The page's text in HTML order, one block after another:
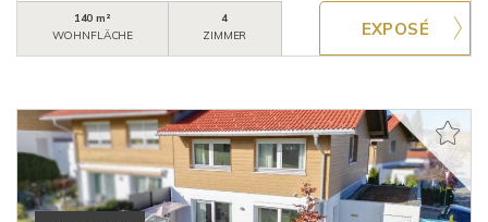
140 m²
WOHNFLÄCHE
4
ZIMMER